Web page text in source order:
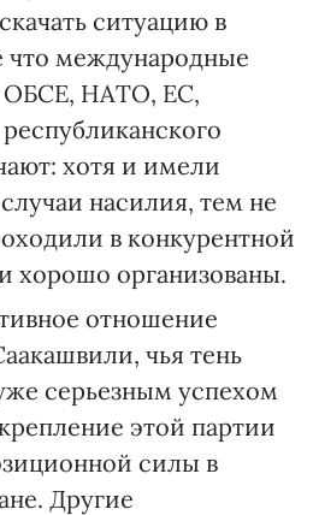
ситуацию в
что международные
ОБСЕ, НАТО, ЕС,
хотя и имели
насилия, тем не
в конкурентной
хорошо организованы.
отношение
чья тень
серьезным успехом
этой партии
силы в
Другие